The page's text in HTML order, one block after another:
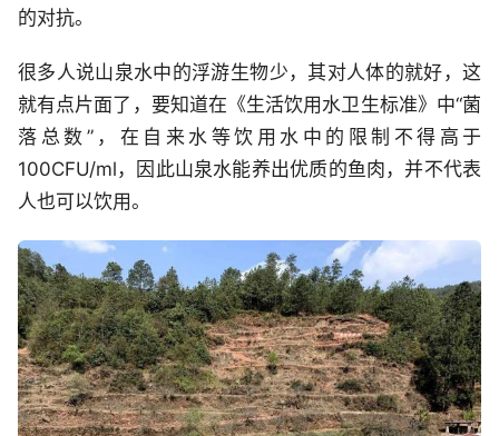
的对抗。
很多人说山泉水中的浮游生物少，其对人体的就好，这
就有点片面了，要知道在《生活饮用水卫生标准》中“菌
落总数”，在自来水等饮用水中的限制不得高于
100CFU/ml，因此山泉水能养出优质的鱼肉，并不代表
人也可以饮用。